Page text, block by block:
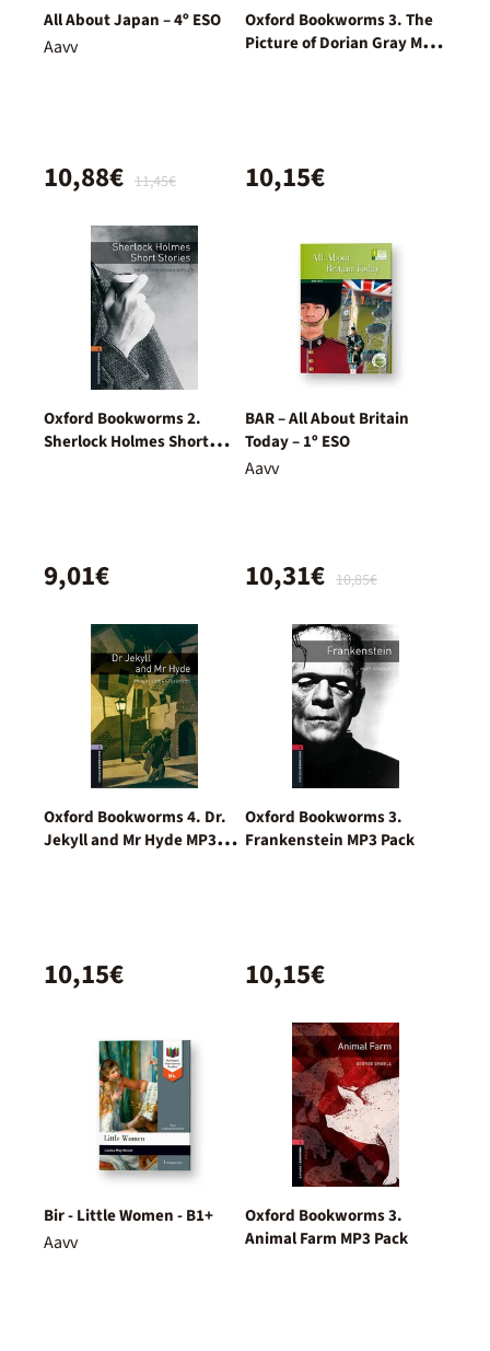
All About Japan – 4º ESO
Aavv
11,45€
10,88€
Oxford Bookworms 3. The
Picture of Dorian Gray MP3
10,15€
Oxford Bookworms 2.
Sherlock Holmes Short
9,01€
BAR – All About Britain
Today – 1º ESO
Aavv
10,85€
10,31€
Oxford Bookworms 4. Dr.
Jekyll and Mr Hyde MP3
10,15€
Oxford Bookworms 3.
Frankenstein MP3 Pack
10,15€
Bir - Little Women - B1+
Aavv
Oxford Bookworms 3.
Animal Farm MP3 Pack